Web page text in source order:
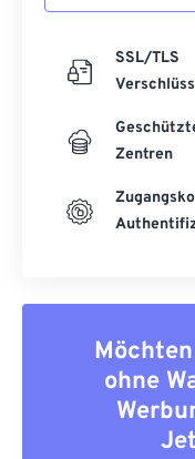
SSL/TLS
Zentren
ohne